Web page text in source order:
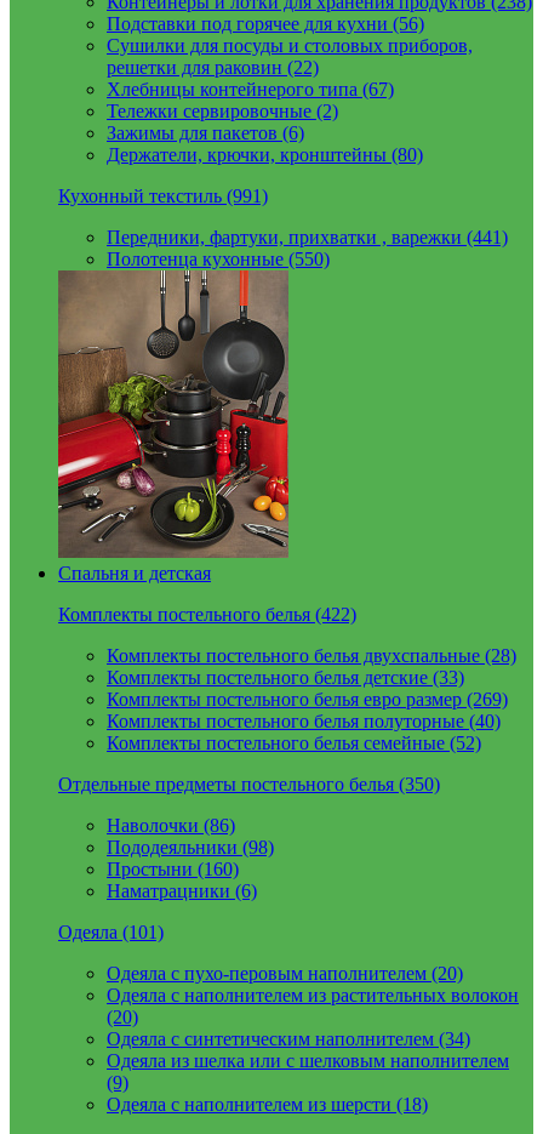
Подставки под горячее для кухни (56)
Сушилки для посуды и столовых приборов,
решетки для раковин (22)
Хлебницы контейнерого типа (67)
Тележки сервировочные (2)
Зажимы для пакетов (6)
Держатели, крючки, кронштейны (80)
Кухонный текстиль (991)
Передники, фартуки, прихватки , варежки (441)
Полотенца кухонные (550)
Спальня и детская
Комплекты постельного белья (422)
Комплекты постельного белья двухспальные (28)
Комплекты постельного белья детские (33)
Комплекты постельного белья евро размер (269)
Комплекты постельного белья полуторные (40)
Комплекты постельного белья семейные (52)
Отдельные предметы постельного белья (350)
Наволочки (86)
Пододеяльники (98)
Простыни (160)
Наматрацники (6)
Одеяла (101)
Одеяла с пухо-перовым наполнителем (20)
Одеяла с наполнителем из растительных волокон
(20)
Одеяла с синтетическим наполнителем (34)
Одеяла из шелка или с шелковым наполнителем
(9)
Одеяла с наполнителем из шерсти (18)